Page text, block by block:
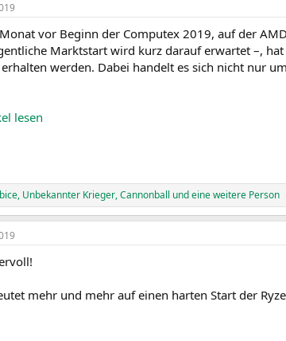
vor Beginn der Computex 2019, auf der
Marktstart wird kurz darauf erwartet –,
erhalten werden. Dabei handelt es sich nicht nur
lesen
, Unbekannter Krieger,Cannonball und eine weitere Person
mehr und mehr auf einen harten Start der